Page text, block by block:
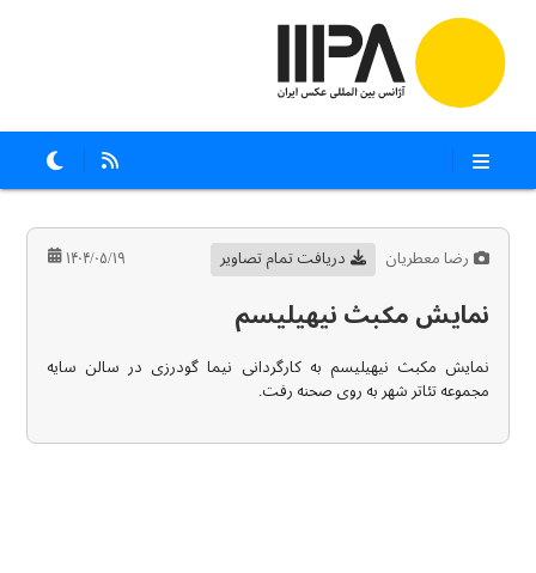
رضا معطریان دریافت تمام تصاویر ۱۴۰۴/۰۵/۱۹
نمایش مکبث نیهیلیسم
نمایش مکبث نیهیلیسم به کارگردانی نیما ‌گودرزی در سالن سایه
مجموعه تئاتر شهر به روی صحنه رفت.